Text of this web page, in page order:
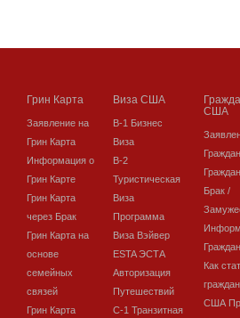
Грин Карта
Заявление на
Грин Карта
Информация о
Грин Карте
Грин Карта
через Брак
Грин Карта на
основе
семейных
связей
Грин Карта
Виза США
В-1 Бизнес
Виза
В-2
Туристическая
Виза
Программа
Виза Вэйвер
ESTA ЭСТА
Авторизация
Путешествий
C-1 Транзитная
США
Брак /
Как
США